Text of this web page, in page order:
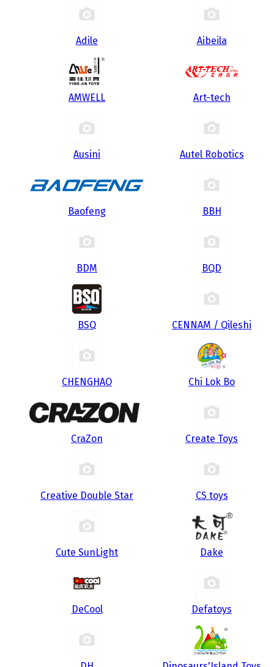
Adile Aibeila
AMWELL Art-tech
Ausini Autel Robotics
Baofeng BBH
BDM BQD
BSQ CENNAM / Qileshi
CHENGHAO Chi Lok Bo
CraZon Create Toys
Creative Double Star CS toys
Cute SunLight Dake
DeCool Defatoys